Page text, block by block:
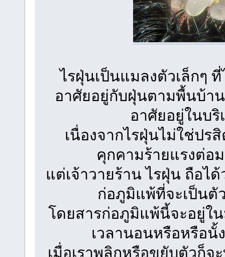
ไรฝุ่นเป็นแมลงตัวเล็กๆ
อาศัยอยู่กับฝุ่นตามพื้นบ้า
อาศัยอยู่ในบ
เนื่องจากไรฝุ่นไม่ใช่ปร
คุกคามร้ายแรงต่อ
แต่เจ้าวายร้าน ไรฝุ่น ถือไ
ก่อภูมิแพ้ที่จะเป็นตั
โดยสารก่อภูมิแพ้นี้จะอยู่ใ
เวลานอนหรือหรือ
เมื่อเราพลิกหรือขยับตัวก็